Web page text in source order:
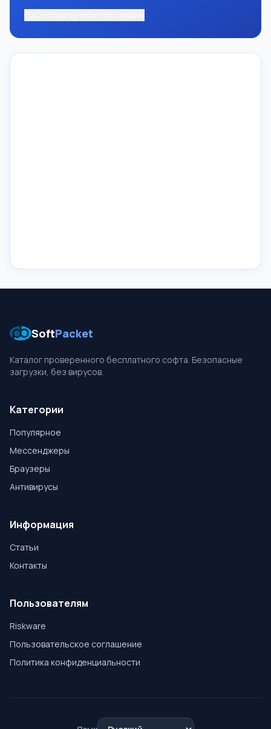
SoftPacket
Каталог проверенного бесплатного софта. Безопасные
загрузки, без вирусов.
Категории
Популярное
Мессенджеры
Браузеры
Антивирусы
Информация
Статьи
Контакты
Пользователям
Riskware
Пользовательское соглашение
Политика конфиденциальности